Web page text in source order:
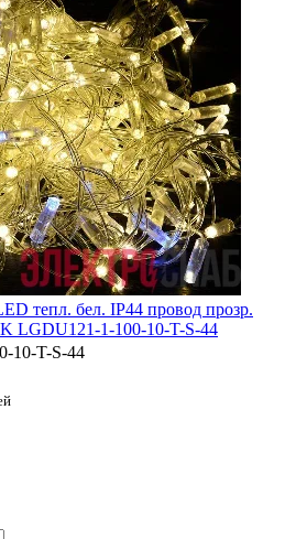
тепл. бел. IP44 провод прозр.
LGDU121-1-100-10-T-S-44
10-T-S-44